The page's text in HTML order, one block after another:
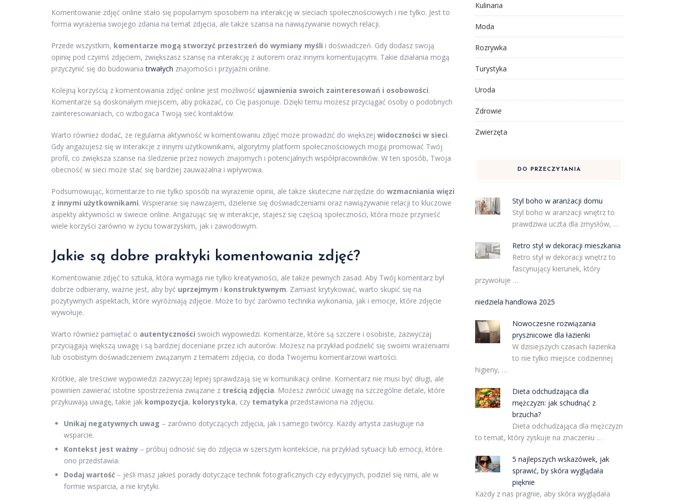
Komentowanie zdjęć online stało się popularnym sposobem na interakcję w sieciach społecznościowych i nie tylko. Jest to
forma wyrażenia swojego zdania na temat zdjęcia, ale także szansa na nawiązywanie nowych relacji.
Przede wszystkim, komentarze mogą stworzyć przestrzeń do wymiany myśli i doświadczeń. Gdy dodasz swoją
opinię pod czyimś zdjęciem, zwiększasz szansę na interakcję z autorem oraz innymi komentującymi. Takie działania mogą
przyczynić się do budowaniatrwałych znajomości i przyjaźni online.
Kolejną korzyścią z komentowania zdjęć online jest możliwość ujawnienia swoich zainteresowań i osobowości.
Komentarze są doskonałym miejscem, aby pokazać, co Cię pasjonuje. Dzięki temu możesz przyciągać osoby o podobnych
zainteresowaniach, co wzbogaca Twoją sieć kontaktów.
Warto również dodać, że regularna aktywność w komentowaniu zdjęć może prowadzić do większej widoczności w sieci.
Gdy angażujesz się w interakcje z innymi użytkownikami, algorytmy platform społecznościowych mogą promować Twój
profil, co zwiększa szanse na śledzenie przez nowych znajomych i potencjalnych współpracowników. W ten sposób, Twoja
obecność w sieci może stać się bardziej zauważalna i wpływowa.
Podsumowując, komentarze to nie tylko sposób na wyrażenie opinii, ale także skuteczne narzędzie do wzmacniania więzi
z innymi użytkownikami. Wspieranie się nawzajem, dzielenie się doświadczeniami oraz nawiązywanie relacji to kluczowe
aspekty aktywności w świecie online. Angażując się w interakcje, stajesz się częścią społeczności, która może przynieść
wiele korzyści zarówno w życiu towarzyskim, jak i zawodowym.
Jakie są dobre praktyki komentowania zdjęć?
Komentowanie zdjęć to sztuka, która wymaga nie tylko kreatywności, ale także pewnych zasad. Aby Twój komentarz był
dobrze odbierany, ważne jest, aby być uprzejmym i konstruktywnym. Zamiast krytykować, warto skupić się na
pozytywnych aspektach, które wyróżniają zdjęcie. Może to być zarówno technika wykonania, jak i emocje, które zdjęcie
wywołuje.
Warto również pamiętać o autentyczności swoich wypowiedzi. Komentarze, które są szczere i osobiste, zazwyczaj
przyciągają większą uwagę i są bardziej doceniane przez ich autorów. Możesz na przykład podzielić się swoimi wrażeniami
lub osobistym doświadczeniem związanym z tematem zdjęcia, co doda Twojemu komentarzowi wartości.
Krótkie, ale treściwe wypowiedzi zazwyczaj lepiej sprawdzają się w komunikacji online. Komentarz nie musi być długi, ale
powinien zawierać istotne spostrzeżenia związane z treścią zdjęcia. Możesz zwrócić uwagę na szczególne detale, które
przykuwają uwagę, takie jak kompozycja, kolorystyka, czy tematyka przedstawiona na zdjęciu.
Unikaj negatywnych uwag – zarówno dotyczących zdjęcia, jak i samego twórcy. Każdy artysta zasługuje na
wsparcie.
Kontekst jest ważny – próbuj odnosić się do zdjęcia w szerszym kontekście, na przykład sytuacji lub emocji, które
ono przedstawia.
Dodaj wartość – jeśli masz jakieś porady dotyczące technik fotograficznych czy edycyjnych, podziel się nimi, ale w
formie wsparcia, a nie krytyki.
Kulinaria
Moda
Rozrywka
Turystyka
Uroda
Zdrowie
Zwierzęta
DO PRZECZYTANIA
Styl boho w aranżacji domu
Styl boho w aranżacji wnętrz to
prawdziwa uczta dla zmysłów, …
Retro styl w dekoracji mieszkania
Retro styl w dekoracji wnętrz to
fascynujący kierunek, który
przywołuje …
niedziela handlowa 2025
Nowoczesne rozwiązania
prysznicowe dla łazienki
W dzisiejszych czasach łazienka
to nie tylko miejsce codziennej
higieny, …
Dieta odchudzająca dla
mężczyzn: jak schudnąć z
brzucha?
Dieta odchudzająca dla mężczyzn
to temat, który zyskuje na znaczeniu …
5 najlepszych wskazówek, jak
sprawić, by skóra wyglądała
pięknie
Każdy z nas pragnie, aby skóra wyglądała